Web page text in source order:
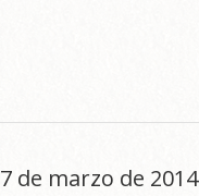
de marzo de 2014